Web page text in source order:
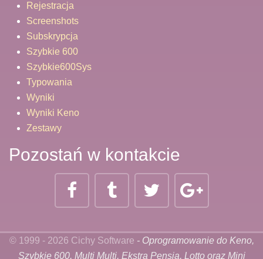
Rejestracja
Screenshots
Subskrypcja
Szybkie 600
Szybkie600Sys
Typowania
Wyniki
Wyniki Keno
Zestawy
Pozostań w kontakcie
© 1999 - 2026 Cichy Software - Oprogramowanie do Keno,
Szybkie 600, Multi Multi, Ekstra Pensja, Lotto oraz Mini